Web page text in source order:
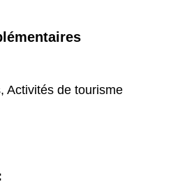
Activités de tourisme